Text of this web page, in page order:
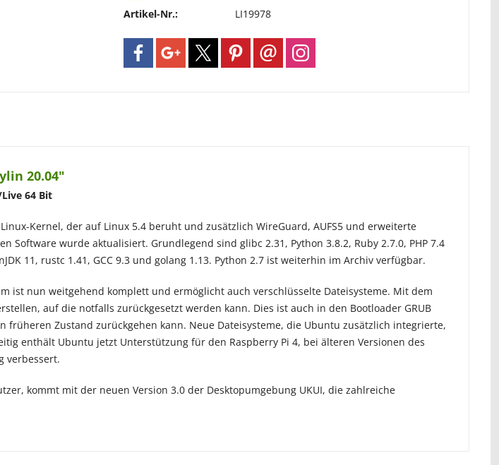
Artikel-Nr.: LI19978
20.04"
64 Bit
Kernel, der auf Linux 5.4 beruht und zusätzlich WireGuard, AUFS5 und erweiterte
Software wurde aktualisiert. Grundlegend sind glibc 2.31, Python 3.8.2, Ruby 2.7.0, PHP 7.4
11, rustc 1.41, GCC 9.3 und golang 1.13. Python 2.7 ist weiterhin im Archiv verfügbar.
ist nun weitgehend komplett und ermöglicht auch verschlüsselte Dateisysteme. Mit dem
auf die notfalls zurückgesetzt werden kann. Dies ist auch in den Bootloader GRUB
früheren Zustand zurückgehen kann. Neue Dateisysteme, die Ubuntu zusätzlich integrierte,
enthält Ubuntu jetzt Unterstützung für den Raspberry Pi 4, bei älteren Versionen des
verbessert.
kommt mit der neuen Version 3.0 der Desktopumgebung UKUI, die zahlreiche